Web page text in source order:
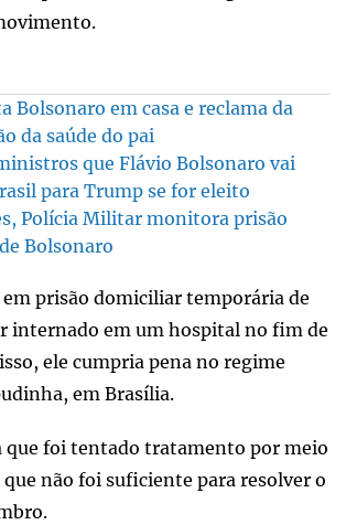
Bolsonaro em casa e reclama da
da saúde do pai
que Flávio Bolsonaro vai
para Trump se for eleito
Polícia Militar monitora prisão
Bolsonaro
prisão domiciliar temporária de
internado em um hospital no fim de
ele cumpria pena no regime
em Brasília.
que foi tentado tratamento por meio
não foi suficiente para resolver o